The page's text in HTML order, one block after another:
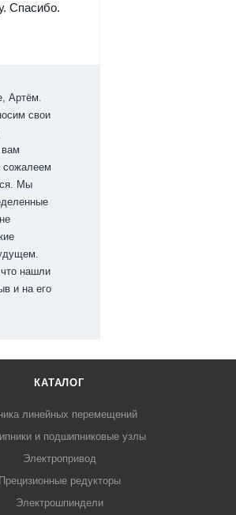
Спасибо.
Артём.
свои
сожалеем
Мы
нашли
и на его
КАТАЛОГ
линейных перемещений
и подшипниковые узлы
Электропривод
Прецизионные редукторы
Электрошпиндели